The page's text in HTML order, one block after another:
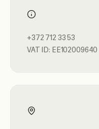
+372 712 33 53
VAT ID: EE102009640